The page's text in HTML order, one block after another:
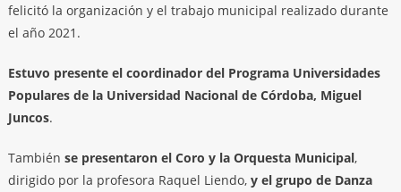
felicitó la organización y el trabajo municipal realizado durante
el año 2021.
Estuvo presente el coordinador del Programa Universidades
Populares de la Universidad Nacional de Córdoba, Miguel
Juncos.
También se presentaron el Coro y la Orquesta Municipal,
dirigido por la profesora Raquel Liendo, y el grupo de Danza